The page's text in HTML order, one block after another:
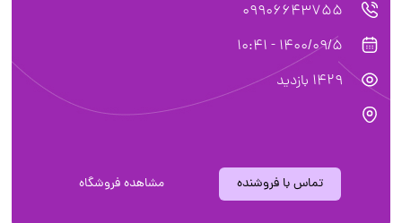
09906643755
1400/09/5 - 10:41
1429 بازدید
تماس با فروشنده مشاهده فروشگاه